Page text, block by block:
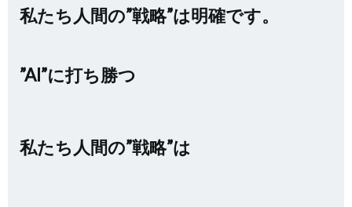
私たち人間の”戦略”は明確です。
”AI”に打ち勝つ
私たち人間の”戦略”は